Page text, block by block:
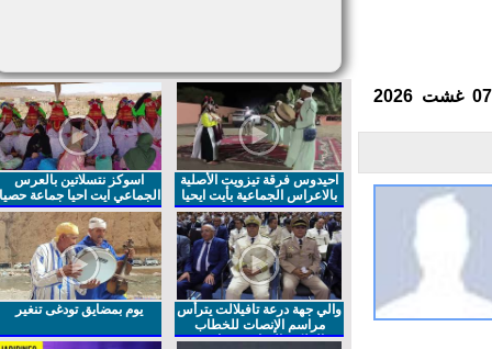
احيدوس فرقة تيزويت الأصلية
بالاعراس الجماعية بأيت ايحيا
اسوكز نتسلاتين بالعرس
الجماعي ايت احيا جماعة حصيا
والي جهة درعة تافيلالت يترأس
مراسم الإنصات للخطاب
الملكي السامي بمناسبة
يوم بمضايق تودغى تنغير